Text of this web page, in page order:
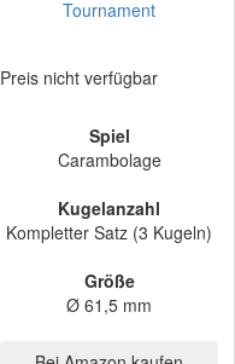
Preis nicht verfügbar
Spiel
Carambolage
Kugelanzahl
Kompletter Satz (3 Kugeln)
Größe
Ø 61,5 mm